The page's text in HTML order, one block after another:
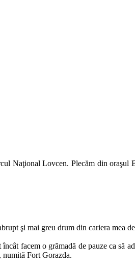
Naţional Lovcen. Plecăm din
şi mai greu drum din cariera mea
facem o grămadă de pauze ca
numită Fort Gorazda.